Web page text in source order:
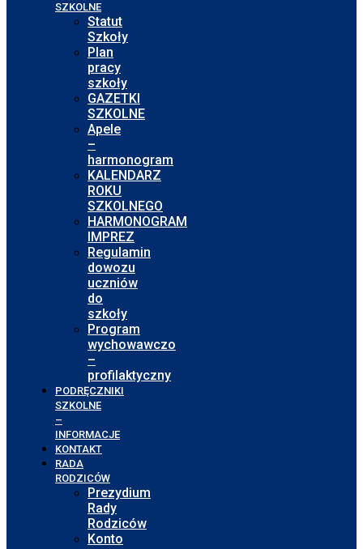
SZKOLNE
Statut
Szkoły
Plan
pracy
szkoły
GAZETKI
SZKOLNE
Apele
–
harmonogram
KALENDARZ
ROKU
SZKOLNEGO
HARMONOGRAM
IMPREZ
Regulamin
dowozu
uczniów
do
szkoły
Program
wychowawczo
–
profilaktyczny
PODRĘCZNIKI
SZKOLNE
–
INFORMACJE
KONTAKT
RADA
RODZICÓW
Prezydium
Rady
Rodziców
Konto